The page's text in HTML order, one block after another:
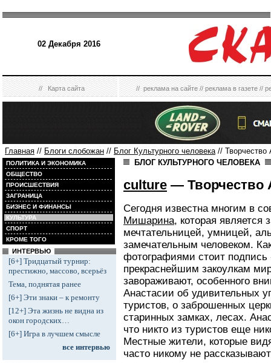
02 Декабря 2016
//Карта сайта //реклама на сайте//реклама в газете//
Главная // Блоги слобожан // Блог Культурного человека// Творчество
ПОЛИТИКА И ЭКОНОМИКА
ОБЩЕСТВО
ПРОИСШЕСТВИЯ
ЗАГРАНИЦА
БИЗНЕС И ФИНАНСЫ
КУЛЬТУРА
СПОРТ
КРОМЕ ТОГО
ИНТЕРВЬЮ
[6+] Тридцатый турнир:
престижно, массово, всерьёз
Тема, поднятая ранее
[6+] Эти знаки – к ремонту
[12+] Эта жизнь не видна из
окон городских…
[6+] Игра в лучшем смысле
все интервью
БЛОГ КУЛЬТУРНОГО ЧЕЛОВЕКА
culture — Творчество
Сегодня известна многим в
Мишарина, которая является
мечтательницей, умницей,
замечательным человеком.
фотографиями стоит
прекраснейшим закоулкам
завораживают, особенного
Анастасии об удивительных
туристов, о заброшенных
старинных замках, лесах.
что никто из туристов еще
Местные жители, которые
часто никому не